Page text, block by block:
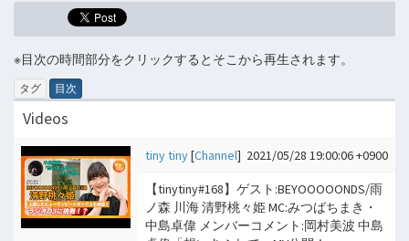
※目次の時間部分をクリックするとそこから再生されます。
タグ 目次
Videos
tiny tiny[Channel] 2021/05/28 19:00:06 +0900
【tinytiny#168】ゲスト:BEYOOOOONDS/雨
ノ森 川海 清野桃々姫 MC:みつばちまき・
中島卓偉 メンバーコメント:岡村美波 中島